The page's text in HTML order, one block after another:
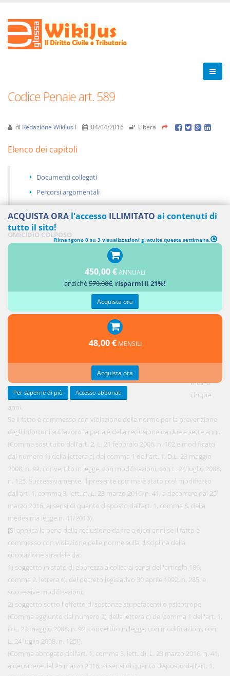
Codice Penale art. 589
di Redazione WikiJus I 04/04/2016 Libera
Elenco dei capitoli
Documenti collegati
Percorsi argomentali
OMICIDIO COLPOSO
mesi a
cinque
anni.
Se il fatto è commesso con violazione delle norme per la prevenzione
degli infortuni sul lavoro la pena è della reclusione da due a sette anni.
(Comma sostituito dall'art. 2, L. 21 febbraio 2006, n. 102 e modificato
dal numero 1) della lettera c) del comma 1 dell'art. 1, D.L. 23 maggio
2008, n. 92, convertito in legge, con modificazioni, con L. 24 luglio 2008,
n. 125. Successivamente, il presente comma è stato così modificato
dall’art. 1, comma 3, lett. c), L. 23 marzo 2016, n. 41, a decorrere dal 25
marzo 2016, ai sensi di quanto disposto dall’art. 1, comma 8, della
medesima legge n. 41/2016)
[Si applica la pena della reclusione da tre a dieci anni se il fatto è
commesso con violazione delle norme sulla disciplina della
circolazione stradale da:
1) soggetto in stato di ebbrezza alcolica ai sensi dell'articolo 186,
comma 2, lettera c), del decreto legislativo 30 aprile 1992, n. 285, e
successive modificazioni;
2) soggetto sotto l'effetto di sostanze stupefacenti o psicotrope
(Comma aggiunto dal numero 2) della lettera c) del comma 1 dell'art. 1,
D.L. 23 maggio 2008, n. 92, convertito in legge, con modificazioni, con
L. 24 luglio 2008, n. 125)].
(Comma abrogato dall’art. 1, comma 3, lett. d), L. 23 marzo 2016, n. 41,
a decorrere dal 25 marzo 2016, ai sensi di quanto disposto dall’art. 1,
ACQUISTA ORA l'accesso ILLIMITATO ai contenuti di
tutto il sito!
Rimangono 0 su 3 visualizzazioni gratuite questa settimana.
450,00 €ANNUALI
anziché570.00€, risparmi il 21%!
Acquista ora
48,00 € MENSILI
Acquista ora
Per saperne di più Accesso abbonati